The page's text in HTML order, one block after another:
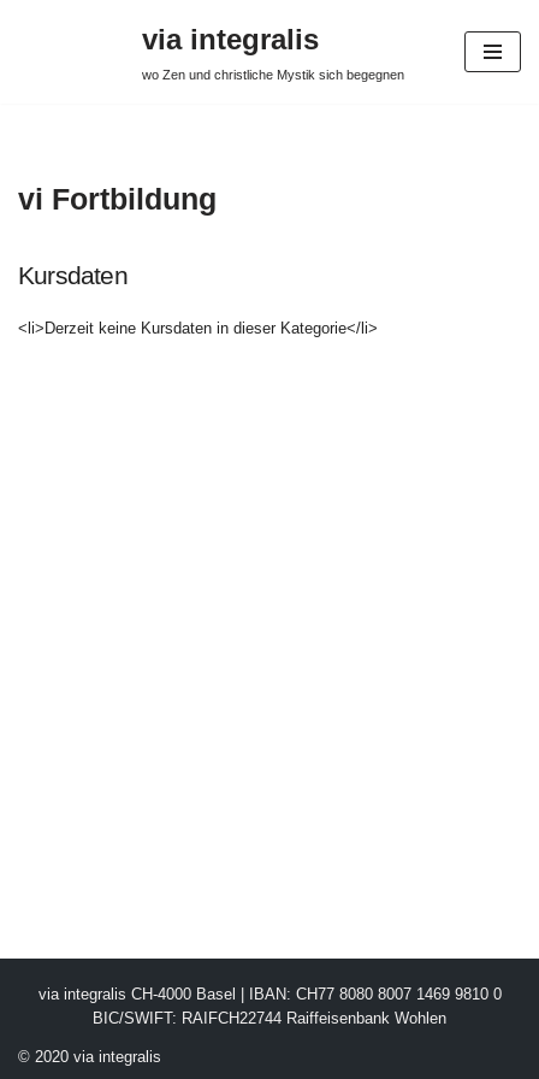
via integralis
wo Zen und christliche Mystik sich begegnen
vi Fortbildung
Kursdaten
<li>Derzeit keine Kursdaten in dieser Kategorie</li>
via integralis CH-4000 Basel | IBAN: CH77 8080 8007 1469 9810 0
BIC/SWIFT: RAIFCH22744 Raiffeisenbank Wohlen
© 2020 via integralis